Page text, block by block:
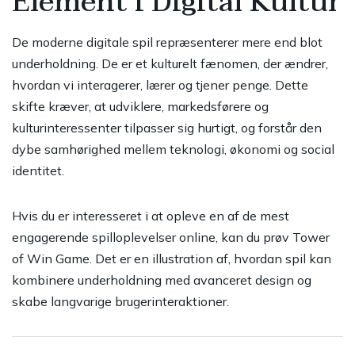
De moderne digitale spil repræsenterer mere end blot
underholdning. De er et kulturelt fænomen, der ændrer,
hvordan vi interagerer, lærer og tjener penge. Dette
skifte kræver, at udviklere, markedsførere og
kulturinteressenter tilpasser sig hurtigt, og forstår den
dybe samhørighed mellem teknologi, økonomi og social
identitet.
Hvis du er interesseret i at opleve en af de mest
engagerende spilloplevelser online, kan du prøv Tower
of Win Game. Det er en illustration af, hvordan spil kan
kombinere underholdning med avanceret design og
skabe langvarige brugerinteraktioner.